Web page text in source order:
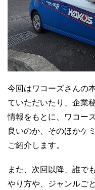
今回はワコーズさんの
ていただいたり、企業
情報をもとに、ワコー
良いのか、そのほかケ
ご紹介します。
また、次回以降、誰で
やり方や、ジャンルご